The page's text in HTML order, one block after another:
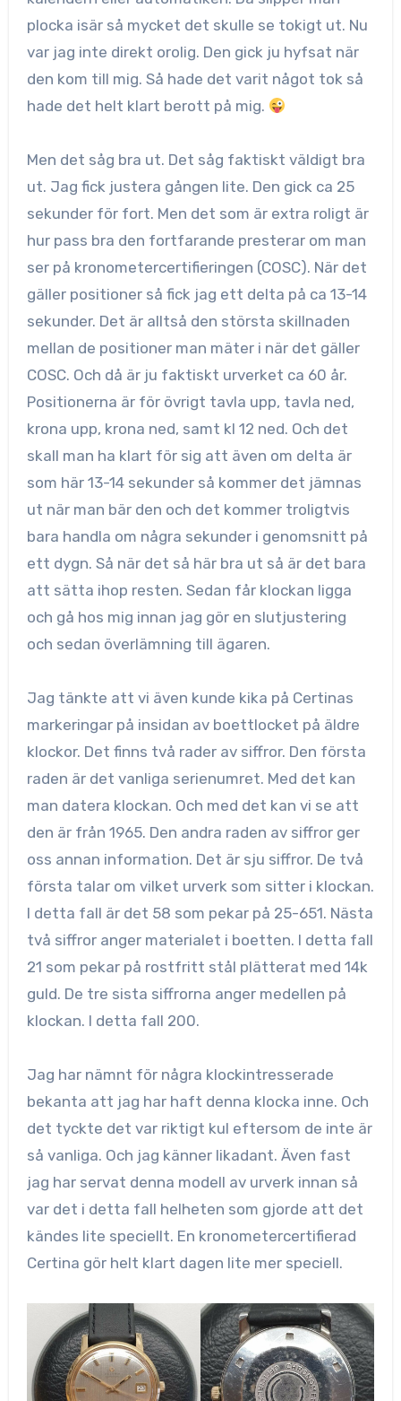
plocka isär så mycket det skulle se tokigt ut. Nu
var jag inte direkt orolig. Den gick ju hyfsat när
den kom till mig. Så hade det varit något tok så
hade det helt klart berott på mig.
Men det såg bra ut. Det såg faktiskt väldigt bra
ut. Jag fick justera gången lite. Den gick ca 25
sekunder för fort. Men det som är extra roligt är
hur pass bra den fortfarande presterar om man
ser på kronometercertifieringen (COSC). När det
gäller positioner så fick jag ett delta på ca 13-14
sekunder. Det är alltså den största skillnaden
mellan de positioner man mäter i när det gäller
COSC. Och då är ju faktiskt urverket ca 60 år.
Positionerna är för övrigt tavla upp, tavla ned,
krona upp, krona ned, samt kl 12 ned. Och det
skall man ha klart för sig att även om delta är
som här 13-14 sekunder så kommer det jämnas
ut när man bär den och det kommer troligtvis
bara handla om några sekunder i genomsnitt på
ett dygn. Så när det så här bra ut så är det bara
att sätta ihop resten. Sedan får klockan ligga
och gå hos mig innan jag gör en slutjustering
och sedan överlämning till ägaren.
Jag tänkte att vi även kunde kika på Certinas
markeringar på insidan av boettlocket på äldre
klockor. Det finns två rader av siffror. Den första
raden är det vanliga serienumret. Med det kan
man datera klockan. Och med det kan vi se att
den är från 1965. Den andra raden av siffror ger
oss annan information. Det är sju siffror. De två
första talar om vilket urverk som sitter i klockan.
I detta fall är det 58 som pekar på 25-651. Nästa
två siffror anger materialet i boetten. I detta fall
21 som pekar på rostfritt stål plätterat med 14k
guld. De tre sista siffrorna anger medellen på
klockan. I detta fall 200.
Jag har nämnt för några klockintresserade
bekanta att jag har haft denna klocka inne. Och
det tyckte det var riktigt kul eftersom de inte är
så vanliga. Och jag känner likadant. Även fast
jag har servat denna modell av urverk innan så
var det i detta fall helheten som gjorde att det
kändes lite speciellt. En kronometercertifierad
Certina gör helt klart dagen lite mer speciell.